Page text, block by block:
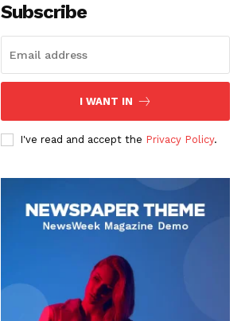
Subscribe
I WANT IN
I've read and accept the Privacy Policy.